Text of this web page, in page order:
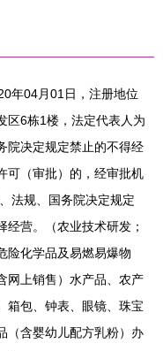
年04月01日，注册地位
区6栋1楼，法定代表人为
院决定规定禁止的不得经
可（审批）的，经审批机
法规、国务院决定规定
营。（农业技术研发；
险化学品及易燃易爆物
网上销售）水产品、农产
箱包、钟表、眼镜、珠宝
（含婴幼儿配方乳粉）办